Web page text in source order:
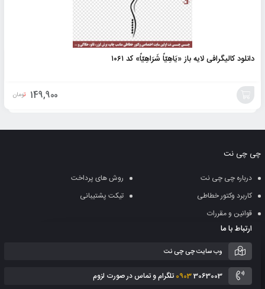
دانلود کالیگرافی لایه باز «یَاهِیّاً شَرَاهِیّاً» کد ۱۰۶۱
149,900 تومان
سبد
چی چی نت
درباره چی چی نت
روش های پرداخت
کاربرد وکتور خطاطی
تیکت پشتیبانی
قوانین و مقررات
ارتباط با ما
وب سایت چی چی نت
09033063003 تلگرام و تماس در صورت لزوم